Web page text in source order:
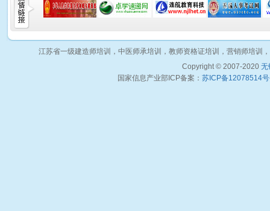
江苏省一级建造师培训，中医师承培训，教师资格证培训，营销师培训
Copyright © 2007-2020 无
国家信息产业部ICP备案： 苏ICP备12078514